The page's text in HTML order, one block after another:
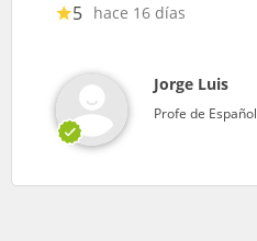
5 hace 16 días
Jorge Luis
Profe de Español